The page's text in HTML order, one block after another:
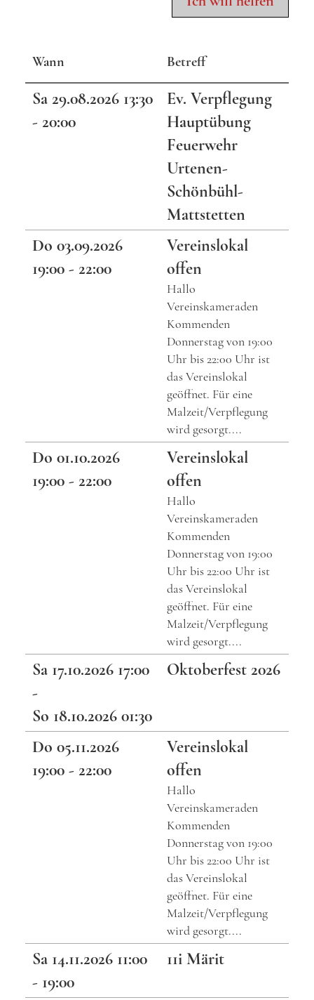
Wann Betreff
Sa 29.08.2026 13:30
- 20:00
Ev. Verpflegung
Hauptübung
Feuerwehr
Urtenen-
Schönbühl-
Mattstetten
Do 03.09.2026
19:00 - 22:00
Vereinslokal
offen
Hallo
Vereinskameraden
Kommenden
Donnerstag von 19:00
Uhr bis 22:00 Uhr ist
das Vereinslokal
geöffnet. Für eine
Malzeit/Verpflegung
wird gesorgt....
Do 01.10.2026
19:00 - 22:00
Vereinslokal
offen
Hallo
Vereinskameraden
Kommenden
Donnerstag von 19:00
Uhr bis 22:00 Uhr ist
das Vereinslokal
geöffnet. Für eine
Malzeit/Verpflegung
wird gesorgt....
Sa 17.10.2026 17:00
-
So 18.10.2026 01:30
Oktoberfest 2026
Do 05.11.2026
19:00 - 22:00
Vereinslokal
offen
Hallo
Vereinskameraden
Kommenden
Donnerstag von 19:00
Uhr bis 22:00 Uhr ist
das Vereinslokal
geöffnet. Für eine
Malzeit/Verpflegung
wird gesorgt....
Sa 14.11.2026 11:00
- 19:00
11i Märit